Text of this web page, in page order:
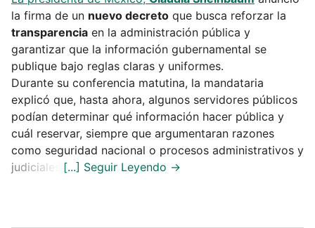
la firma de un nuevo decreto que busca reforzar la
transparencia en la administración pública y
garantizar que la información gubernamental se
publique bajo reglas claras y uniformes.
Durante su conferencia matutina, la mandataria
explicó que, hasta ahora, algunos servidores públicos
podían determinar qué información hacer pública y
cuál reservar, siempre que argumentaran razones
como seguridad nacional o procesos administrativos y
judiciales.